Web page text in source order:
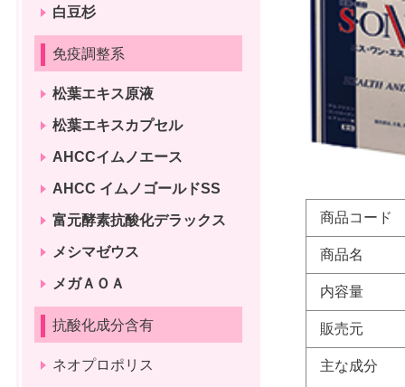
商品コード
商品名
内容量
販売元
主な成分
白豆杉
免疫調整系
松葉エキス原液
松葉エキスカプセル
AHCCイムノエース
AHCC イムノゴールドSS
富元酵素抗酸化デラックス
メシマゼウス
メガＡＯＡ
抗酸化成分含有
ネオプロポリス